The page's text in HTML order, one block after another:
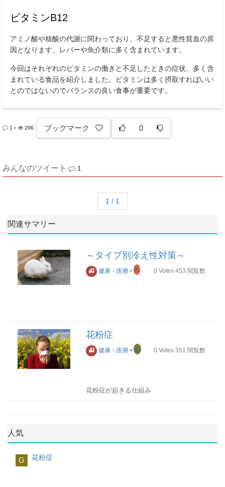
ビタミンB12
アミノ酸や核酸の代謝に関わっており、不足すると悪性貧血の原
因となります。レバーや魚介類に多く含まれています。
今回はそれぞれのビタミンの働きと不足したときの症状、多く含
まれている食品を紹介しました。ビタミンは多く摂取すればいい
とのではないのでバランスの良い食事が重要です。
1 • 206 ブックマーク 0
みんなのツイート 1
1 / 1
関連サマリー
～タイプ別冷え性対策～
健康・医療• K 0 Votes 453 閲覧数
・寒くなってきたこの頃、手先や足先が
冷たくなるといった症状を発生する人は
少なくありません。
そもそもなぜ手先などが冷たくなるの
毎年のことだからと放っておくと、危険
花粉症
健康・医療• G 0 Votes 351 閲覧数
花粉症が起きる仕組み
とによって引き起こされる反応です。
人気
G 花粉症